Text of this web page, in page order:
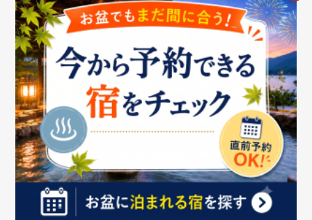
ご利用中の方
お問い合わせ消費税の表示 ウェブアクセシビリティの取り組み
個人情報保護ポリシープライバシーポータル
Cookieポリシー
特定商取引法に基づく表記情報セキュリティ基本方針
商標についてBIGLOBEトップ
Copyright ©BIGLOBE Inc. 2026.All rights reserved.